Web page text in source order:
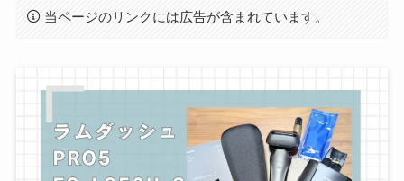
当ページのリンクには広告が含まれています。